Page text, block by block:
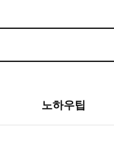
노하우팁